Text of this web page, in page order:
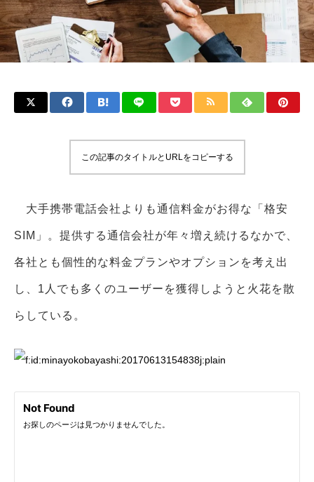
この記事のタイトルとURLをコピーする
大手携帯電話会社よりも通信料金がお得な「格安
SIM」。提供する通信会社が年々増え続けるなかで、
各社とも個性的な料金プランやオプションを考え出
し、1人でも多くのユーザーを獲得しようと火花を散
らしている。